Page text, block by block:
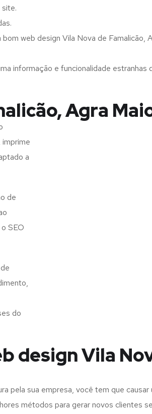
web design Vila Nova de Famalicão,
informação e funcionalidade
Agra
a
de
SEO
do
design Vila
pela sua empresa, você tem que causar
métodos para gerar novos clientes